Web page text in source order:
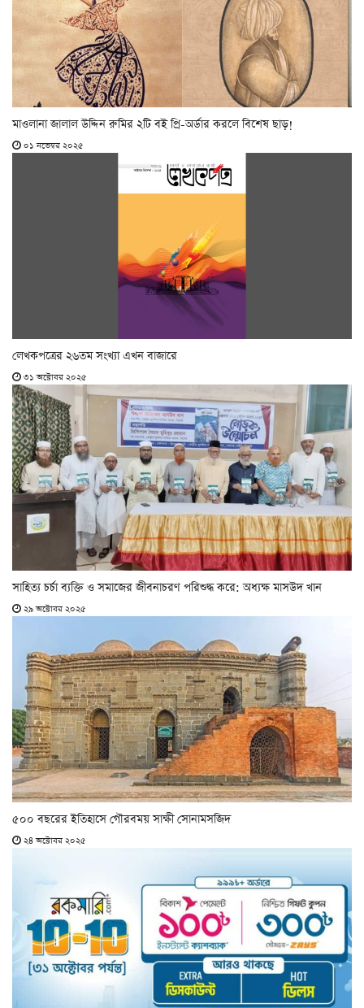
মাওলানা জালাল উদ্দিন রুমির ২টি বই প্রি-অর্ডার করলে বিশেষ ছাড়!
০১ নভেম্বর ২০২৫
লেখকপত্রের ২৬তম সংখ্যা এখন বাজারে
৩১ অক্টোবর ২০২৫
সাহিত্য চর্চা ব্যক্তি ও সমাজের জীবনাচরণ পরিশুদ্ধ করে: অধ্যক্ষ মাসউদ খান
২৯ অক্টোবর ২০২৫
৫০০ বছরের ইতিহাসে গৌরবময় সাক্ষী সোনামসজিদ
২৪ অক্টোবর ২০২৫